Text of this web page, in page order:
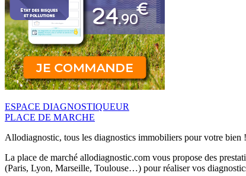
ESPACE DIAGNOSTIQUEUR
PLACE DE MARCHE
Allodiagnostic, tous les diagnostics immobiliers pour votre bien !
La place de marché allodiagnostic.com vous propose des
(Paris, Lyon, Marseille, Toulouse…) pour réaliser vos